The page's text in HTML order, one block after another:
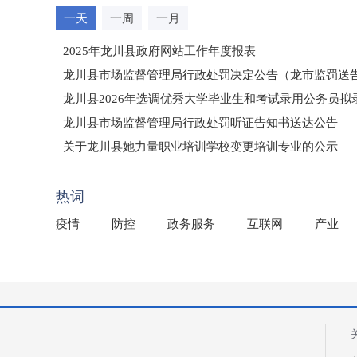
一天 一周 一月
2025年龙川县政府网站工作年度报表
龙川县市场监督管理局行政处罚决定公告（龙市监罚送
龙川县2026年选调优秀大学毕业生和考试录用公务员拟
龙川县市场监督管理局行政处罚听证告知书送达公告
（龙市监罚送告〔2026〕71号）
关于龙川县她力量职业培训学校变更培训专业的公示
热词
疫情 防控 政务服务 互联网 产业